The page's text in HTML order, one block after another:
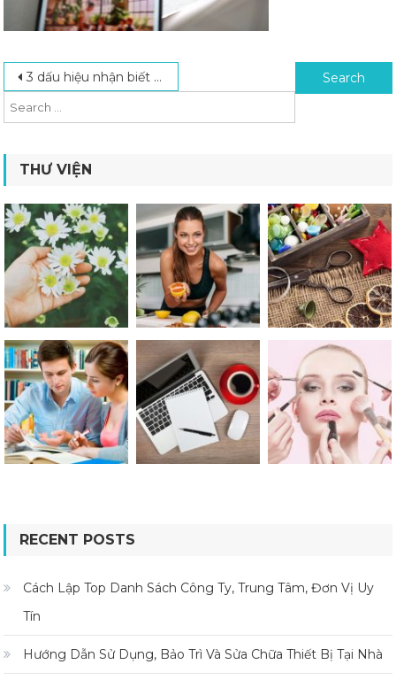
Post navigation
3 dấu hiệu nhận biết bạn đang bị ‘chém gió’ khi chọn công ty ứng dụng AI Search for:
THƯ VIỆN
RECENT POSTS
Cách Lập Top Danh Sách Công Ty, Trung Tâm, Đơn Vị Uy
Tín
Hướng Dẫn Sử Dụng, Bảo Trì Và Sửa Chữa Thiết Bị Tại Nhà